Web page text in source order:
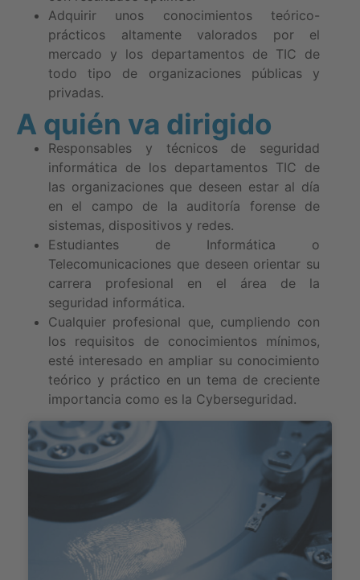
Adquirir unos conocimientos teórico-
prácticos altamente valorados por el
mercado y los departamentos de TIC de
todo tipo de organizaciones públicas y
privadas.
A quién va dirigido
Responsables y técnicos de seguridad
informática de los departamentos TIC de
las organizaciones que deseen estar al día
en el campo de la auditoría forense de
sistemas, dispositivos y redes.
Estudiantes de Informática o
Telecomunicaciones que deseen orientar su
carrera profesional en el área de la
seguridad informática.
Cualquier profesional que, cumpliendo con
los requisitos de conocimientos mínimos,
esté interesado en ampliar su conocimiento
teórico y práctico en un tema de creciente
importancia como es la Cyberseguridad.